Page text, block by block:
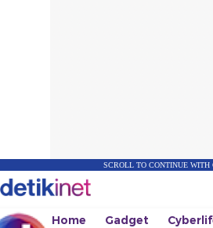
SCROLL TO CONTINUE WITH
Home Gadget